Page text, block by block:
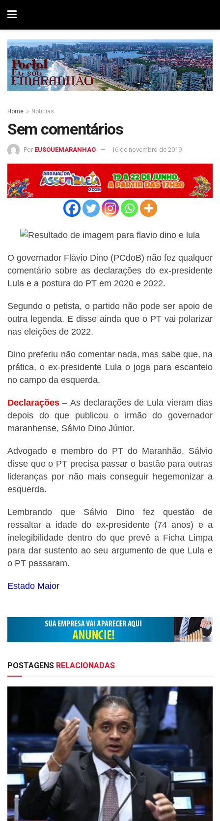
Home Notícias
Sem comentários
Por EUSOUEMARANHAO 16 de novembro de 2019
O governador Flávio Dino (PCdoB) não fez qualquer
comentário sobre as declarações do ex-presidente
Lula e a postura do PT em 2020 e 2022.
Segundo o petista, o partido não pode ser apoio de
outra legenda. E disse ainda que o PT vai polarizar
nas eleições de 2022.
Dino preferiu não comentar nada, mas sabe que, na
prática, o ex-presidente Lula o joga para escanteio
no campo da esquerda.
Declarações – As declarações de Lula vieram dias
depois do que publicou o irmão do governador
maranhense, Sálvio Dino Júnior.
Advogado e membro do PT do Maranhão, Sálvio
disse que o PT precisa passar o bastão para outras
lideranças por não mais conseguir hegemonizar a
esquerda.
Lembrando que Sálvio Dino fez questão de
ressaltar a idade do ex-presidente (74 anos) e a
inelegibilidade dentro do que prevê a Ficha Limpa
para dar sustento ao seu argumento de que Lula e
o PT passaram.
Estado Maior
POSTAGENS RELACIONADAS